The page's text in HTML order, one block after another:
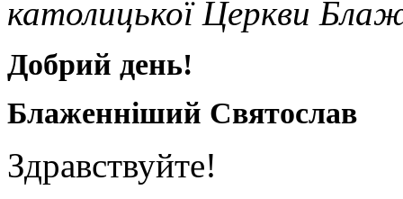
католицької Церкви
Добрий день!
Блаженніший Святослав
Здравствуйте!